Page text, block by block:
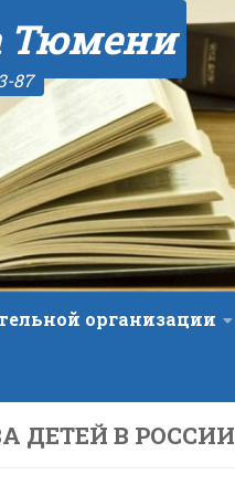
Тюмени
87
организации
ДЕТЕЙ В РОССИИ